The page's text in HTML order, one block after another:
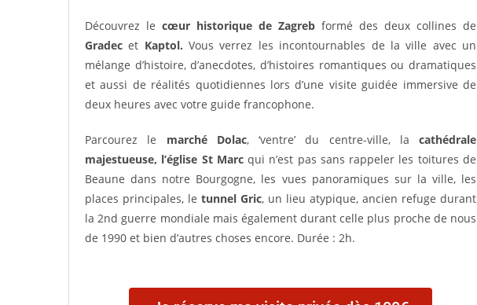
Découvrez le cœur historique de Zagreb formé des deux collines de
Gradec et Kaptol. Vous verrez les incontournables de la ville avec un
mélange d’histoire, d’anecdotes, d’histoires romantiques ou dramatiques
et aussi de réalités quotidiennes lors d’une visite guidée immersive de
deux heures avec votre guide francophone.
Parcourez le marché Dolac, ‘ventre’ du centre-ville, la cathédrale
majestueuse, l’église St Marcqui n’est pas sans rappeler les toitures de
Beaune dans notre Bourgogne, les vues panoramiques sur la ville, les
places principales, le tunnel Gric, un lieu atypique, ancien refuge durant
la 2nd guerre mondiale mais également durant celle plus proche de nous
de 1990 et bien d’autres choses encore. Durée : 2h.